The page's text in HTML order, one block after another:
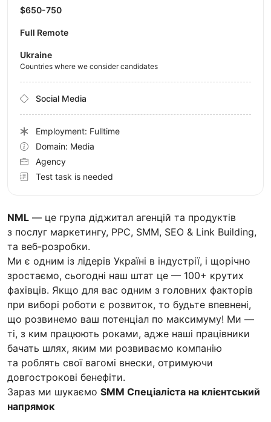
NML — це група діджитал агенцій та продуктів
з послуг маркетингу, PPC, SMM, SEO & Link Building,
та веб-розробки.
Ми є одним із лідерів Україні в індустрії, і щорічно
зростаємо, сьогодні наш штат це — 100+ крутих
фахівців. Якщо для вас одним з головних факторів
при виборі роботи є розвиток, то будьте впевнені,
що розвинемо ваш потенціал по максимуму! Ми —
ті, з ким працюють роками, адже наші працівники
бачать шлях, яким ми розвиваємо компанію
та роблять свої вагомі внески, отримуючи
довгострокові бенефіти.
Зараз ми шукаємо SMM Спеціаліста на клієнтський
напрямок
$650-750
Full Remote
Ukraine
Countries where we consider candidates
Social Media
Employment: Fulltime
Domain: Media
Agency
Test task is needed